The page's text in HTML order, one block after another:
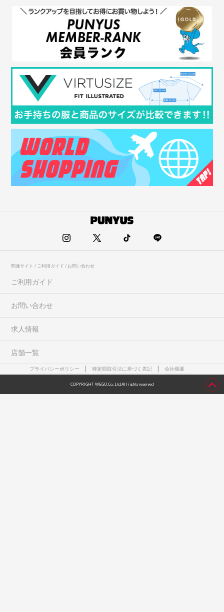
関連サイト / ご利用ガイド / お問い合わせ
ご利用ガイド
お問い合わせ
求人情報
店舗一覧
プライバシーポリシー 特定商取引法に基づく表記 会社概要
COPYRIGHT WEGO.Co.,Ltd.All rights reserved